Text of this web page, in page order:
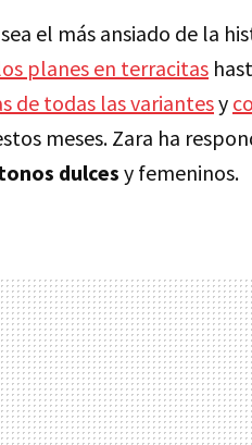
el más ansiado de la
planes en terracitas
de todas las variantesy
meses. Zara ha
dulces y femeninos.